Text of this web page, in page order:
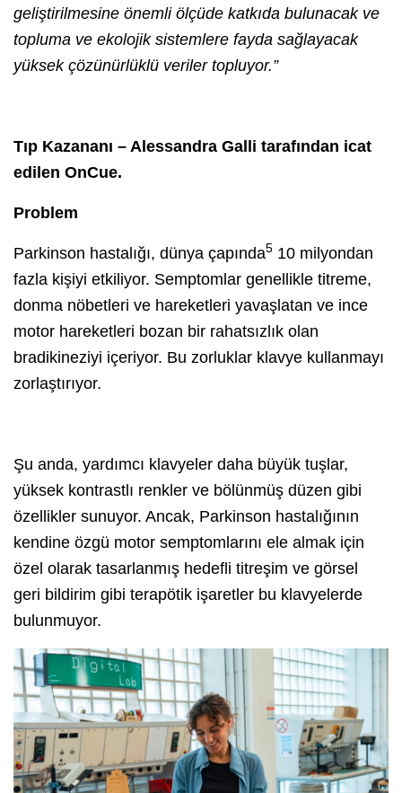
geliştirilmesine önemli ölçüde katkıda bulunacak ve
topluma ve ekolojik sistemlere fayda sağlayacak
yüksek çözünürlüklü veriler topluyor.”
Tıp Kazananı – Alessandra Galli tarafından icat
edilen OnCue.
Problem
Parkinson hastalığı, dünya çapında5 10 milyondan
fazla kişiyi etkiliyor. Semptomlar genellikle titreme,
donma nöbetleri ve hareketleri yavaşlatan ve ince
motor hareketleri bozan bir rahatsızlık olan
bradikineziyi içeriyor. Bu zorluklar klavye kullanmayı
zorlaştırıyor.
Şu anda, yardımcı klavyeler daha büyük tuşlar,
yüksek kontrastlı renkler ve bölünmüş düzen gibi
özellikler sunuyor. Ancak, Parkinson hastalığının
kendine özgü motor semptomlarını ele almak için
özel olarak tasarlanmış hedefli titreşim ve görsel
geri bildirim gibi terapötik işaretler bu klavyelerde
bulunmuyor.